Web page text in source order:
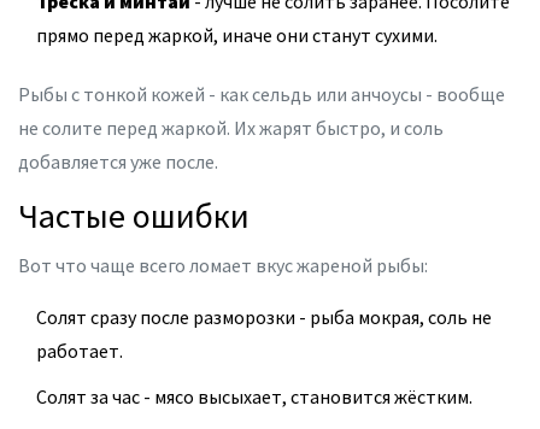
прямо перед жаркой, иначе они станут сухими.
Рыбы с тонкой кожей - как сельдь или анчоусы - вообще
не солите перед жаркой. Их жарят быстро, и соль
добавляется уже после.
Частые ошибки
Вот что чаще всего ломает вкус жареной рыбы:
Солят сразу после разморозки - рыба мокрая, соль не
работает.
Солят за час - мясо высыхает, становится жёстким.